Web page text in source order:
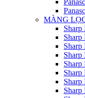
MÀNG
Sharp
Sharp
Sharp
Sharp
Sharp